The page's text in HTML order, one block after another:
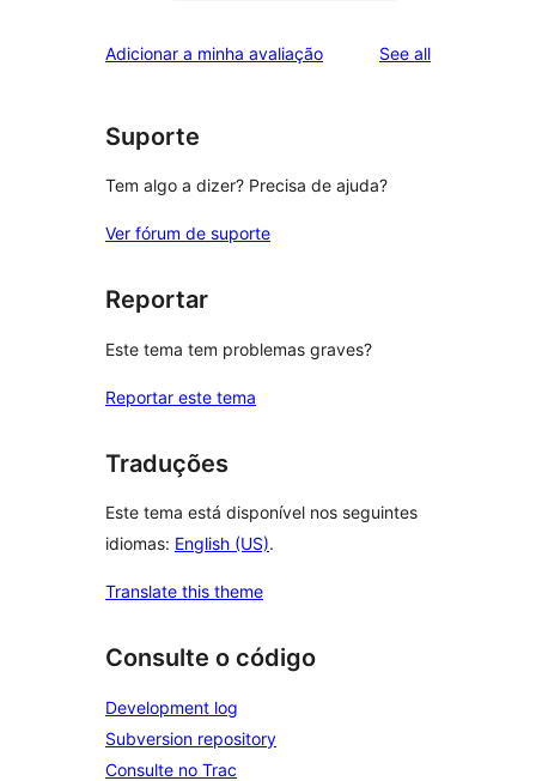
reviews
star
Adicionar a minha avaliação See allreviews
Suporte
Tem algo a dizer? Precisa de ajuda?
Ver fórum de suporte
Reportar
Este tema tem problemas graves?
Reportar este tema
Traduções
Este tema está disponível nos seguintes
idiomas: English (US).
Translate this theme
Consulte o código
Development log
Subversion repository
Consulte no Trac